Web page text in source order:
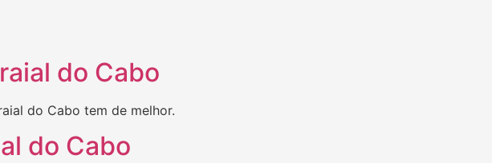
do Cabo
do Cabo tem de melhor.
do Cabo